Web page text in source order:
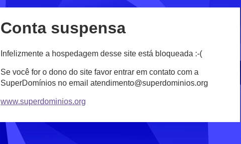
Conta suspensa
Infelizmente a hospedagem desse site está bloqueada :-(
Se você for o dono do site favor entrar em contato com a
SuperDomínios no email atendimento@superdominios.org
www.superdominios.org